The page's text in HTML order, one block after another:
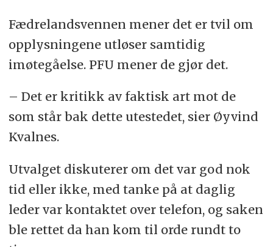
Fædrelandsvennen mener det er tvil om
opplysningene utløser samtidig
imøtegåelse. PFU mener de gjør det.
– Det er kritikk av faktisk art mot de
som står bak dette utestedet, sier Øyvind
Kvalnes.
Utvalget diskuterer om det var god nok
tid eller ikke, med tanke på at daglig
leder var kontaktet over telefon, og saken
ble rettet da han kom til orde rundt to